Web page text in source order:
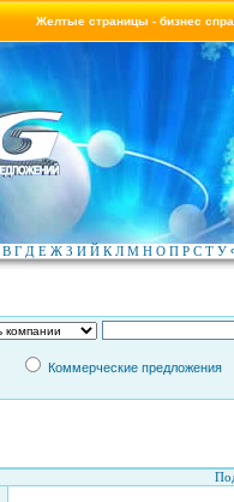
Желтые страницы - бизнес
В Г Д Е Ж З И Й К Л М Н О П Р С Т У
Коммерческие предложения